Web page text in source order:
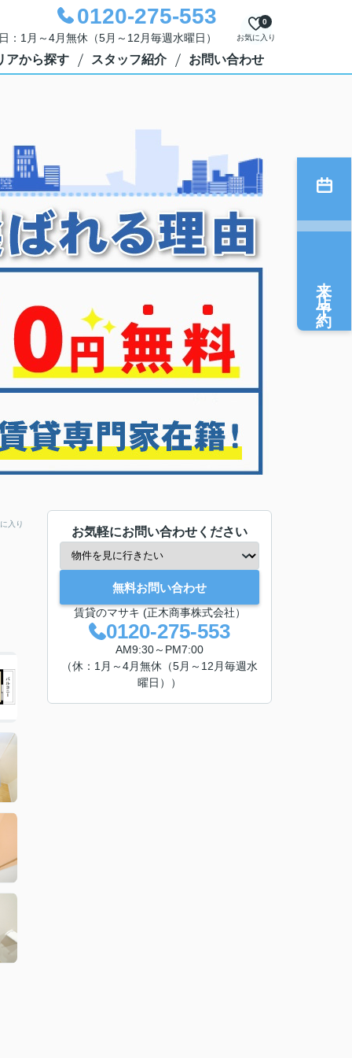
0120-275-553
1月～4月無休（5月～12月毎週水曜日） お気に入り
0
アから探す スタッフ紹介 お問い合わせ
入り
お気軽にお問い合わせください
無料お問い合わせ
賃貸のマサキ (正木商事株式会社）
0120-275-553
AM9:30～PM7:00
（休：1月～4月無休（5月～12月毎週水
曜日））
来店予約